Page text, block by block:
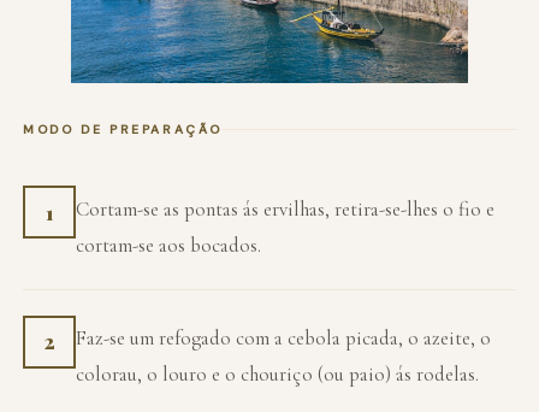
MODO DE PREPARAÇÃO
1
Cortam-se as pontas ás ervilhas, retira-se-lhes o fio e
cortam-se aos bocados.
2
Faz-se um refogado com a cebola picada, o azeite, o
colorau, o louro e o chouriço (ou paio) ás rodelas.